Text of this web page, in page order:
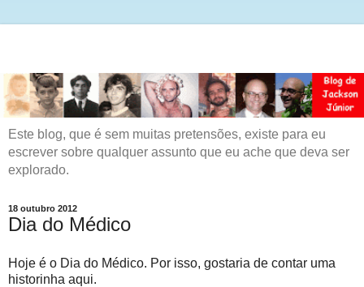
Este blog, que é sem muitas pretensões, existe para eu
escrever sobre qualquer assunto que eu ache que deva ser
explorado.
18 outubro 2012
Dia do Médico
Hoje é o Dia do Médico. Por isso, gostaria de contar uma
historinha aqui.